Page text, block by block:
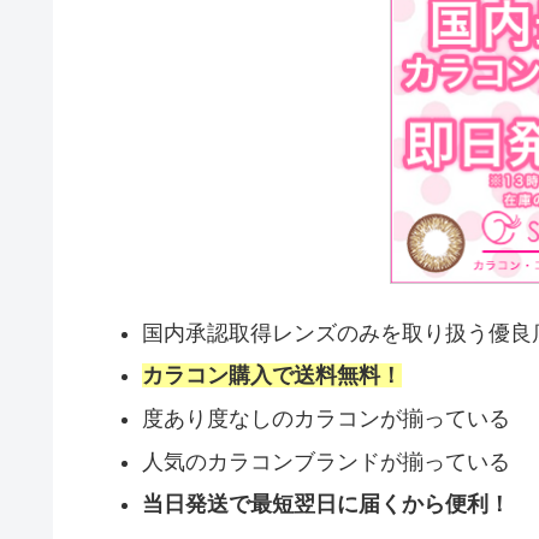
国内承認取得レンズのみを取り扱う優良
カラコン購入で送料無料！
度あり度なしのカラコンが揃っている
人気のカラコンブランドが揃っている
当日発送で最短翌日に届くから便利！